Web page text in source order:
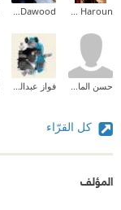
Amal Idris Haroun
Mona Dawood
حسن الماسي فواز عبدالمحسن
كل القرّاء
المؤلف